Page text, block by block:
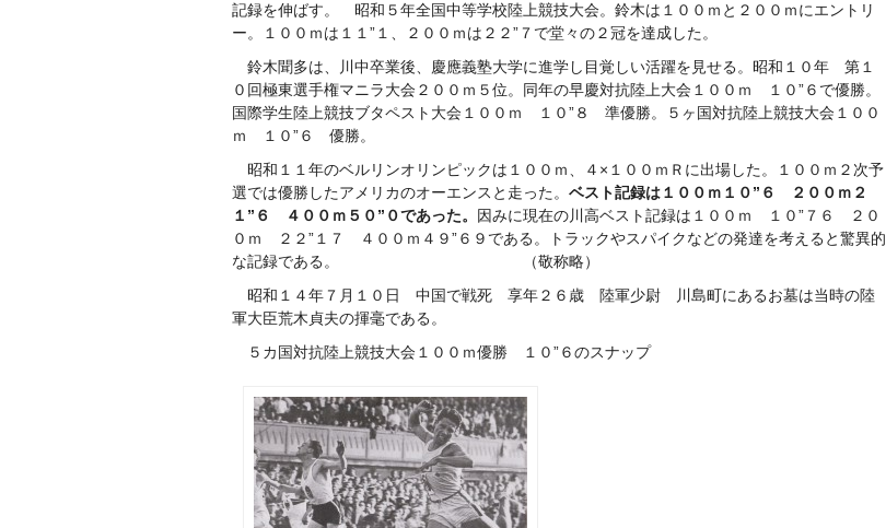
記録を伸ばす。 昭和５年全国中等学校陸上競技大会。鈴木は１００ｍと２００ｍにエントリ
ー。１００ｍは１１”１、２００ｍは２２”７で堂々の２冠を達成した。
鈴木聞多は、川中卒業後、慶應義塾大学に進学し目覚しい活躍を見せる。昭和１０年 第１
０回極東選手権マニラ大会２００ｍ５位。同年の早慶対抗陸上大会１００ｍ １０”６で優勝。
国際学生陸上競技ブタペスト大会１００ｍ １０”８ 準優勝。５ヶ国対抗陸上競技大会１００
ｍ １０”６ 優勝。
昭和１１年のベルリンオリンピックは１００ｍ、４×１００ｍＲに出場した。１００ｍ２次予
選では優勝したアメリカのオーエンスと走った。 ベスト記録は１００ｍ１０”６ ２００ｍ２
１”６ ４００ｍ５０”０であった。 因みに現在の川高ベスト記録は１００ｍ １０”７６ ２０
０ｍ ２２”１７ ４００ｍ４９”６９である。トラックやスパイクなどの発達を考えると驚異的
な記録である。 （敬称略）
昭和１４年７月１０日 中国で戦死 享年２６歳 陸軍少尉 川島町にあるお墓は当時の陸
軍大臣荒木貞夫の揮毫である。
５カ国対抗陸上競技大会１００ｍ優勝 １０”６のスナップ